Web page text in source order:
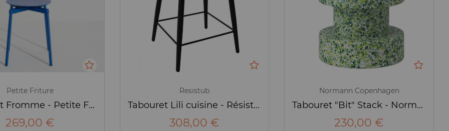
Petite Friture
Tabouret Fromme - Petite Friture
269,00 €
Resistub
Tabouret Lili cuisine - Résistub
308,00 €
Normann Copenhagen
Tabouret "Bit" Stack - Normann Copenhagen
230,00 €